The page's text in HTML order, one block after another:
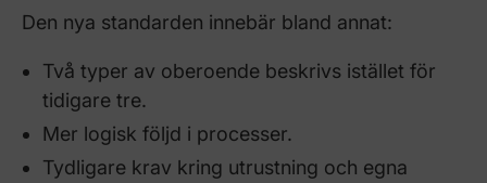
Den nya standarden innebär bland annat:
Två typer av oberoende beskrivs istället för
tidigare tre.
Mer logisk följd i processer.
Tydligare krav kring utrustning och egna